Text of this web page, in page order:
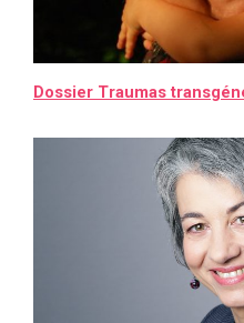
Dossier Traumas